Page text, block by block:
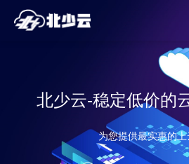
北少云-稳定低价的
为您提供最实惠的